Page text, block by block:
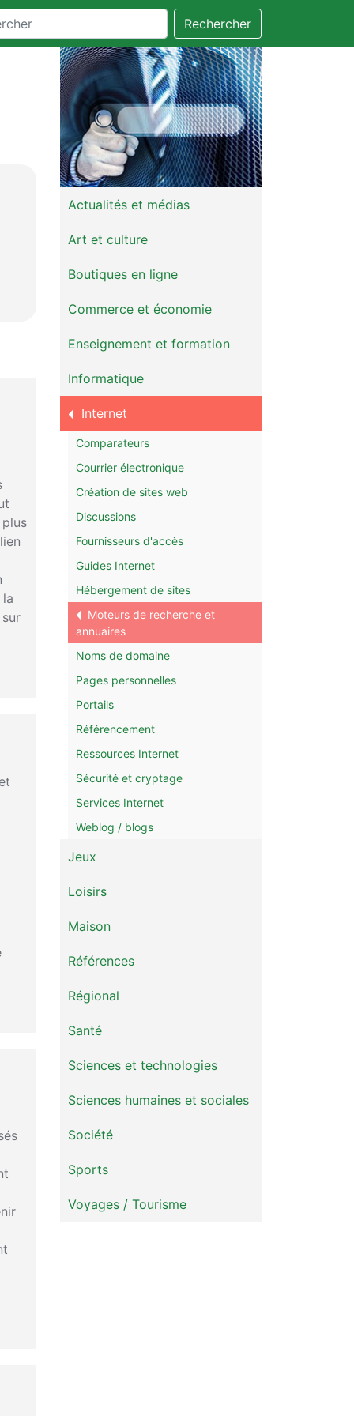
Rechercher
Actualités et médias
Art et culture
Boutiques en ligne
Commerce et économie
Enseignement et formation
Informatique
Internet
Comparateurs
Courrier électronique
Création de sites web
Discussions
Fournisseurs d'accès
Guides Internet
Hébergement de sites
Moteurs de recherche et
annuaires
Noms de domaine
Pages personnelles
Portails
Référencement
Ressources Internet
Sécurité et cryptage
Services Internet
Weblog / blogs
Jeux
Loisirs
Maison
Références
Régional
Santé
Sciences et technologies
Sciences humaines et sociales
Société
Sports
Voyages / Tourisme